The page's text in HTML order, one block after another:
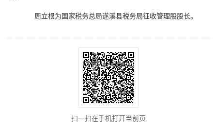
周立根为国家税务总局遂溪县税务局征收管理股股长。
扫一扫在手机打开当前页